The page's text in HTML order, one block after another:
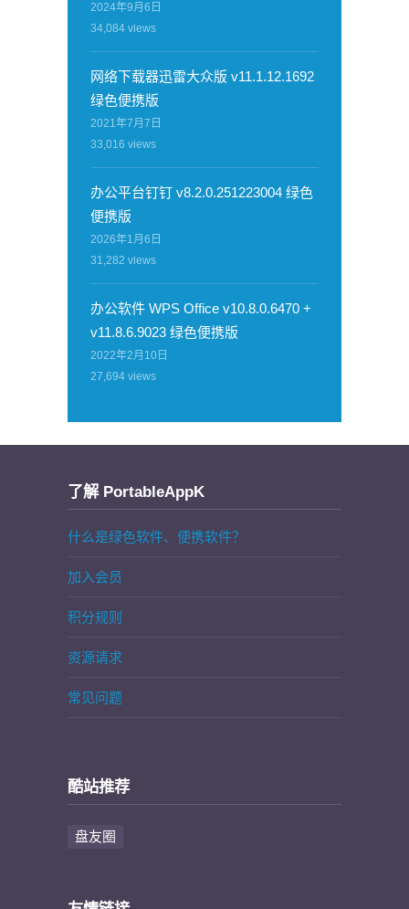
2024年9月6日
34,084 views
网络下载器迅雷大众版 v11.1.12.1692
绿色便携版
2021年7月7日
33,016 views
办公平台钉钉 v8.2.0.251223004 绿色
便携版
2026年1月6日
31,282 views
办公软件 WPS Office v10.8.0.6470 +
v11.8.6.9023 绿色便携版
2022年2月10日
27,694 views
了解 PortableAppK
什么是绿色软件、便携软件？
加入会员
积分规则
资源请求
常见问题
酷站推荐
盘友圈